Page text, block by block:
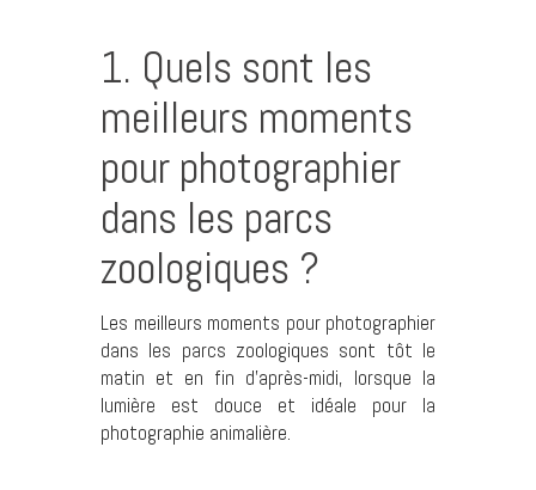
1. Quels sont les
meilleurs moments
pour photographier
dans les parcs
zoologiques ?
Les meilleurs moments pour photographier
dans les parcs zoologiques sont tôt le
matin et en fin d’après-midi, lorsque la
lumière est douce et idéale pour la
photographie animalière.